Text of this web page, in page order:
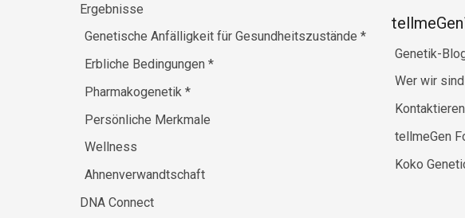
Ergebnisse
Genetische Anfälligkeit für Gesundheitszustände *
Erbliche Bedingungen *
Pharmakogenetik *
Persönliche Merkmale
Wellness
Ahnenverwandtschaft
DNA Connect
Genetik-
Wer wir sind
tellmeGen
Koko